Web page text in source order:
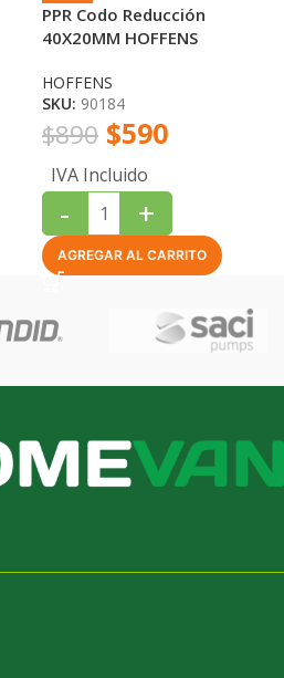
PPR Codo Reducción
40X20MM HOFFENS
HOFFENS
SKU: 90184
$890 $590
IVA Incluido
- +
AGREGAR AL CARRITO